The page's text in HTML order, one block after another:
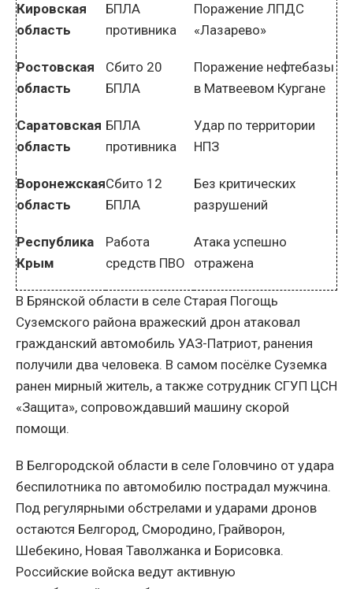
Кировская
область
БПЛА
противника
Поражение ЛПДС
«Лазарево»
Ростовская
область
Сбито 20
БПЛА
Поражение нефтебазы
в Матвеевом Кургане
Саратовская
область
БПЛА
противника
Удар по территории
НПЗ
Воронежская
область
Сбито 12
БПЛА
Без критических
разрушений
Республика
Крым
Работа
средств ПВО
Атака успешно
отражена
В Брянской области в селе Старая Погощь
Суземского района вражеский дрон атаковал
гражданский автомобиль УАЗ-Патриот, ранения
получили два человека. В самом посёлке Суземка
ранен мирный житель, а также сотрудник СГУП ЦСН
«Защита», сопровождавший машину скорой
помощи.
В Белгородской области в селе Головчино от удара
беспилотника по автомобилю пострадал мужчина.
Под регулярными обстрелами и ударами дронов
остаются Белгород, Смородино, Грайворон,
Шебекино, Новая Таволжанка и Борисовка.
Российские войска ведут активную